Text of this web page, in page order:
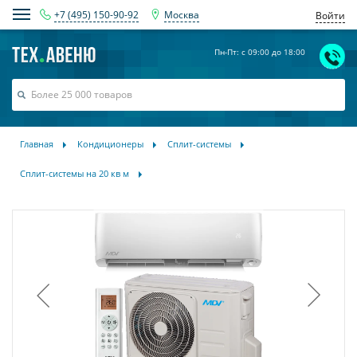
+7 (495) 150-90-92 Москва Войти
Пн-Пт: с 09:00 до 18:00
Главная Кондиционеры Сплит-системы
Сплит-системы на 20 кв м